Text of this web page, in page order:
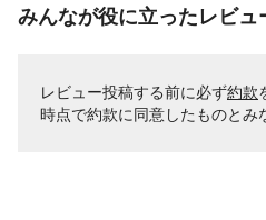
みんなが役に立ったレビュ
レビュー投稿する前に必ず約款
時点で約款に同意したものとみ